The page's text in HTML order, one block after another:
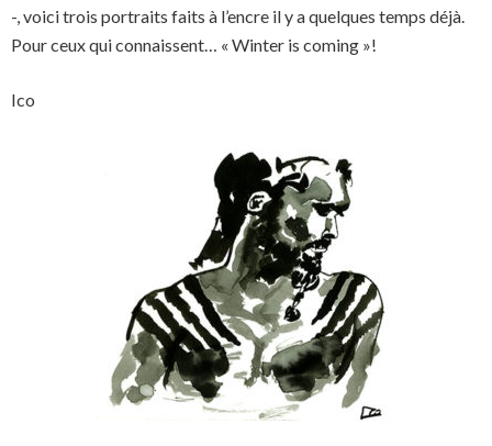
-, voici trois portraits faits à l’encre il y a quelques temps déjà.
Pour ceux qui connaissent… « Winter is coming »!
Ico